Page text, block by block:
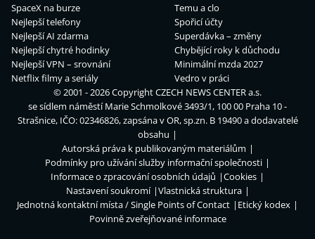
SpaceX na burze
Nejlepší telefony
Nejlepší AI zdarma
Nejlepší chytré hodinky
Nejlepší VPN – srovnání
Netflix filmy a seriály
Temu a clo
Spořicí účty
Superdávka – změny
Chybějící roky k důchodu
Minimální mzda 2027
Vedro v práci
© 2001 - 2026 CopyrightCZECH NEWS CENTER a.s.
se sídlem náměstí Marie Schmolkové 3493/1, 100 00 Praha 10 -
Strašnice, IČO: 02346826, zapsána v OR, sp.zn. B 19490 a dodavatelé
obsahu
Autorská práva k publikovaným materiálům
Podmínky pro užívání služby informační společnosti
Informace o zpracování osobních údajů
Cookies
Nastavení soukromí
Vlastnická struktura
Jednotná kontaktní místa / Single Points of Contact
Etický kodex
Povinně zveřejňované informace